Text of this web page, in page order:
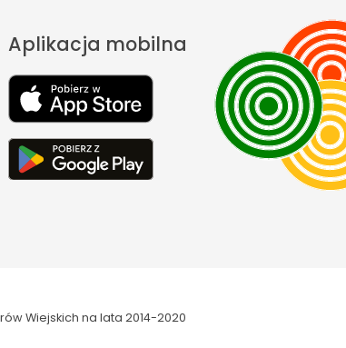
Aplikacja mobilna
Wiejskich na lata 2014-2020